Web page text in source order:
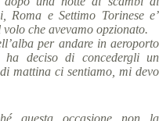
Roma e Settimo Torinese e’
che avevamo opzionato.
per andare in aeroporto
ha deciso di concedergli un
mattina ci sentiamo, mi devo
questa occasione non la